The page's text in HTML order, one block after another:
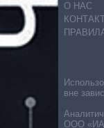
О НАС
вне
ООО «ИА